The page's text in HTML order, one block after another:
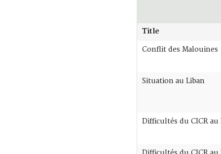
Title
Conflit des Malouines
Situation au Liban
Difficultés du CICR au